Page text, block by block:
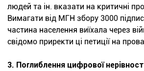
людей та ін. вказати на критичні
Вимагати від МГН збору 3000
частина населення виїхала через
свідомо приректи ці петиції на
3. Поглиблення цифрової